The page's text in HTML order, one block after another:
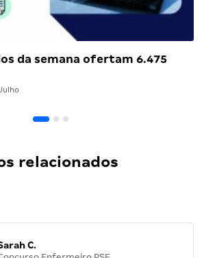
da semana ofertam 6.475
relacionados
C.